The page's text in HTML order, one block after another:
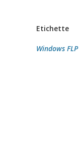
Etichette
Windows FLP